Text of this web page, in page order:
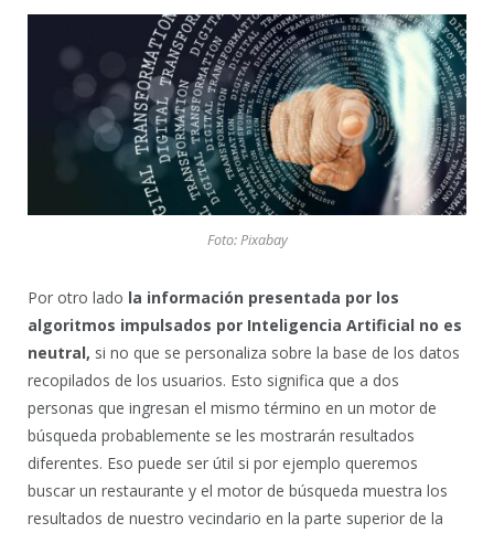
Foto: Pixabay
Por otro lado la información presentada por los
algoritmos impulsados por Inteligencia Artificial no es
neutral, si no que se personaliza sobre la base de los datos
recopilados de los usuarios. Esto significa que a dos
personas que ingresan el mismo término en un motor de
búsqueda probablemente se les mostrarán resultados
diferentes. Eso puede ser útil si por ejemplo queremos
buscar un restaurante y el motor de búsqueda muestra los
resultados de nuestro vecindario en la parte superior de la